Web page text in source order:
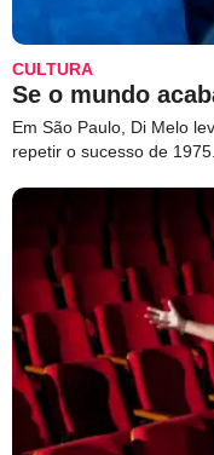
CULTURA
Se o mundo
Em São Paulo, Di Melo
repetir o sucesso de 1975.